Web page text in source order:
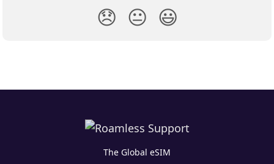
😞 😐 😃
The Global eSIM